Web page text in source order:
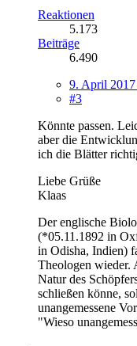
Reaktionen
5.173
Beiträge
6.490
9. April
#3
Könnte passen.
aber die
ich die Blätter
Liebe Grüße
Klaas
Der englische
(*05.11.1892 in
in Odisha, Indien)
Theologen wieder.
Natur des
schließen könne,
unangemessene
"Wieso